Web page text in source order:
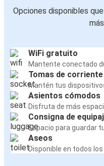
Opciones disponibles
WiFi gratuito
Mantente conectado
Tomas de corriente
Mantén tus
Asientos cómodos
Disfruta de más
Consigna de
Espacio para guardar
Aseos
Disponible en todos los